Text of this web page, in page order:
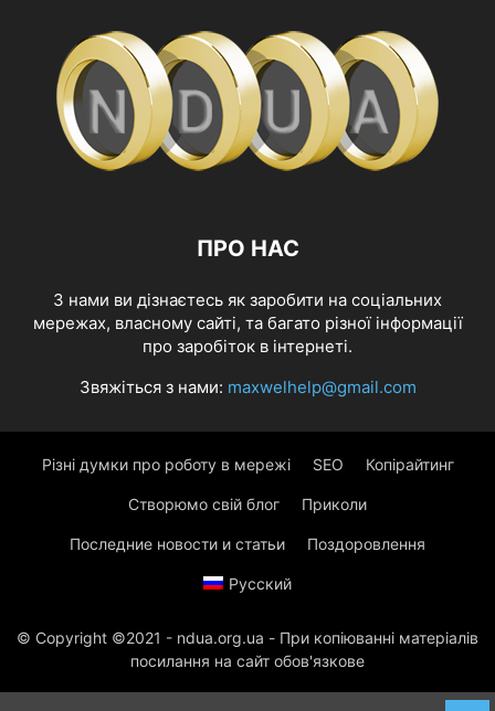
ПРО НАС
З нами ви дізнаєтесь як заробити на соціальних
мережах, власному сайті, та багато різної інформації
про заробіток в інтернеті.
Звяжіться з нами: maxwelhelp@gmail.com
Різні думки про роботу в мережі SEO Копірайтинг
Створюмо свій блог Приколи
Последние новости и статьи Поздоровлення
Русский
© Copyright ©2021 - ndua.org.ua - При копіюванні матеріалів
посилання на сайт обов'язкове